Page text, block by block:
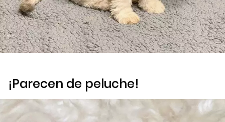
¡Parecen de peluche!